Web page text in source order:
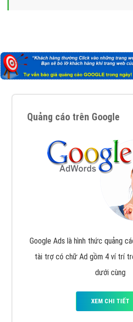
Quảng cáo trên Google
Google Ads là hình thức quảng
tài trợ có chữ Ad gồm 4 ví trí
dưới cùng
XEM CHI TIẾT